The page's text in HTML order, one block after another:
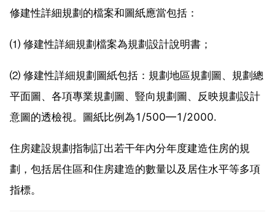
修建性詳細規劃的檔案和圖紙應當包括：
⑴ 修建性詳細規劃檔案為規劃設計說明書；
⑵ 修建性詳細規劃圖紙包括：規劃地區規劃圖、規劃總
平面圖、各項專業規劃圖、豎向規劃圖、反映規劃設計
意圖的透檢視。圖紙比例為1/500—1/2000.
住房建設規劃指制訂出若干年內分年度建造住房的規
劃，包括居住區和住房建造的數量以及居住水平等多項
指標。